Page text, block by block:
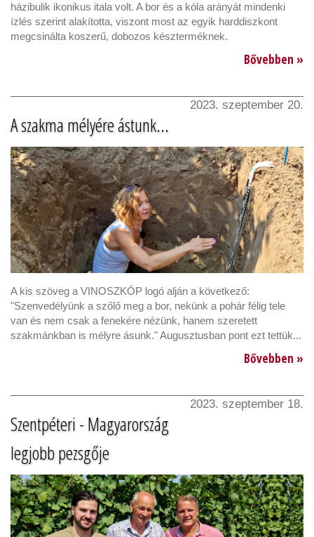
házibulik ikonikus itala volt. A bor és a kóla arányát mindenki
ízlés szerint alakította, viszont most az egyik harddiszkont
megcsinálta koszerű, dobozos készterméknek.
Bővebben »
2023. szeptember 20.
A szakma mélyére ástunk...
A kis szöveg a VINOSZKÓP logó alján a következő:
"Szenvedélyünk a szőlő meg a bor, nekünk a pohár félig tele
van és nem csak a fenekére nézünk, hanem szeretett
szakmánkban is mélyre ásunk." Augusztusban pont ezt tettük...
Bővebben »
2023. szeptember 18.
Szentpéteri - Magyarország
legjobb pezsgője